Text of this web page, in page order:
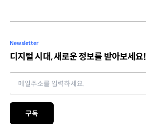
Newsletter
디지털 시대, 새로운 정보를 받아보세요!
구독